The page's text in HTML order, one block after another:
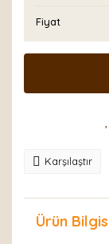
Fiyat
Karşılaştır
Ürün